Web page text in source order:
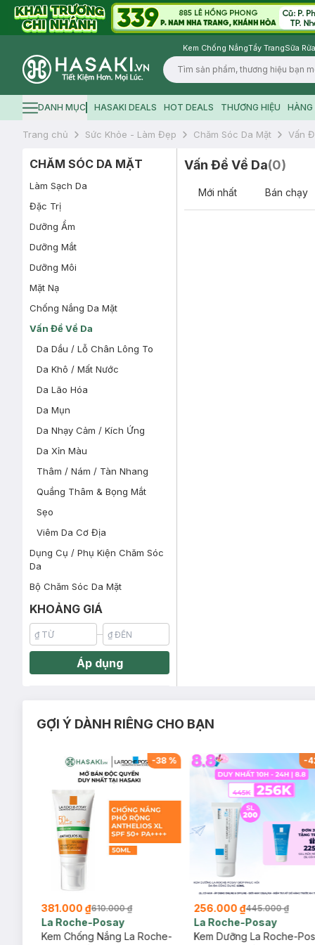
Kem Chống NắngTẩy TrangSữa
Logo
Hamburger icon
DANH MỤC HASAKI DEALS HOT DEALS THƯƠNG HIỆU HÀNG
Trang chủ Sức Khỏe - Làm Đẹp Chăm Sóc Da Mặt Vấn
CHĂM SÓC DA MẶT
Làm Sạch Da
Đặc Trị
Dưỡng Ẩm
Dưỡng Mắt
Dưỡng Môi
Mặt Nạ
Chống Nắng Da Mặt
Vấn Đề Về Da
Da Dầu / Lỗ Chân Lông To
Da Khô / Mất Nước
Da Lão Hóa
Da Mụn
Da Nhạy Cảm / Kích Ứng
Da Xỉn Màu
Thâm / Nám / Tàn Nhang
Quầng Thâm & Bọng Mắt
Sẹo
Viêm Da Cơ Địa
Dụng Cụ / Phụ Kiện Chăm Sóc
Da
Bộ Chăm Sóc Da Mặt
KHOẢNG GIÁ
Áp dụng
Vấn Đề Về Da(0)
Mới nhất Bán chạy
GỢI Ý DÀNH RIÊNG CHO BẠN
-38%
381.000 ₫610.000 ₫
La Roche-Posay
Kem Chống Nắng La Roche-
-
256.000 ₫445.000 ₫
La Roche-Posay
Kem Dưỡng La Roche-